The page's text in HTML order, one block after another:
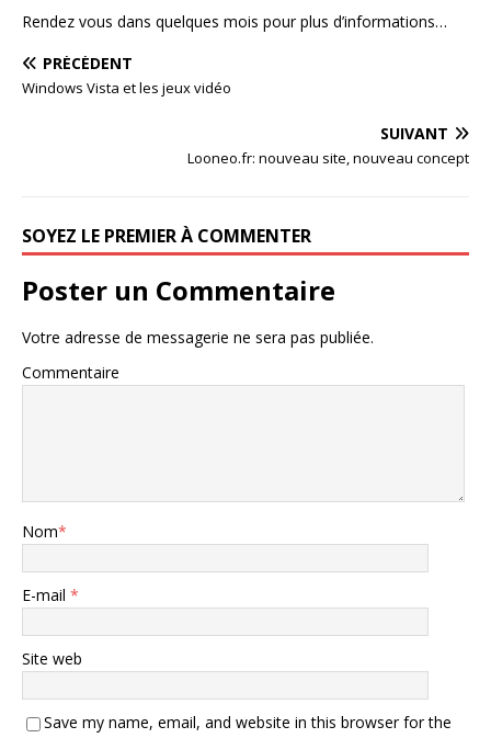
Rendez vous dans quelques mois pour plus d’informations…
PRÉCÉDENT
Windows Vista et les jeux vidéo
SUIVANT
Looneo.fr: nouveau site, nouveau concept
SOYEZ LE PREMIER À COMMENTER
Poster un Commentaire
Votre adresse de messagerie ne sera pas publiée.
Commentaire
Nom*
E-mail *
Site web
Save my name, email, and website in this browser for the